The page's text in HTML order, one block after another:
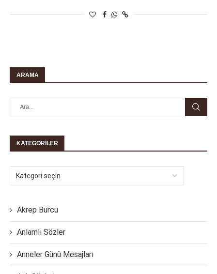
ARAMA
KATEGORILER
Akrep Burcu
Anlamlı Sözler
Anneler Günü Mesajları